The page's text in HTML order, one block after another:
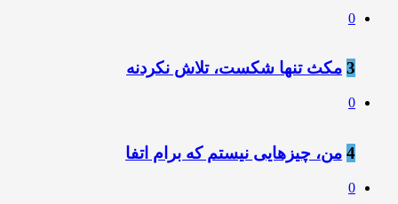
0
3 مکث تنها شکست، تلاش نکردنه
0
4 من، چیزهایی نیستم که برام اتفا
0